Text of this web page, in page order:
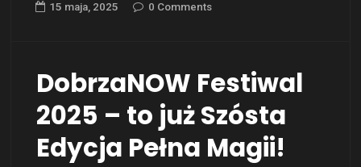
15 maja, 2025 0 Comments
DobrzaNOW Festiwal
2025 – to już Szósta
Edycja Pełna Magii!